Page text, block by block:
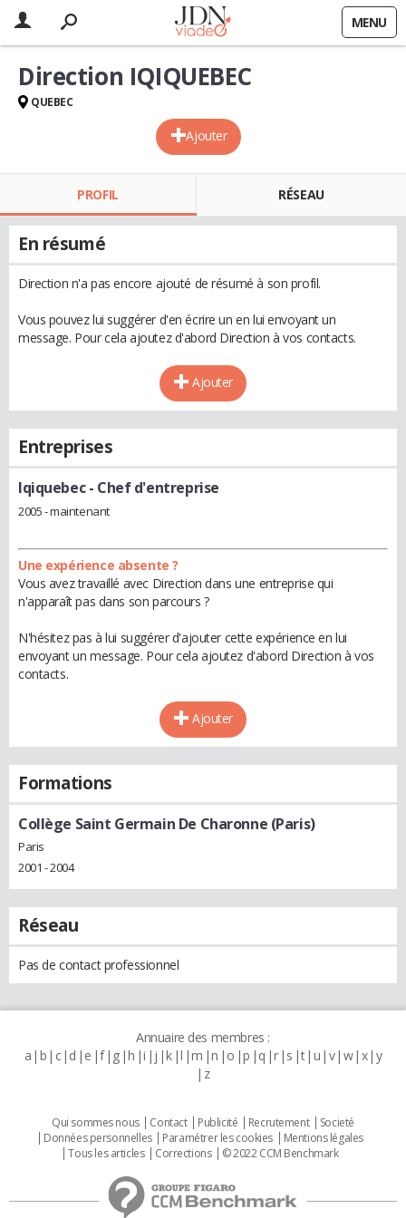
MENU
Ajouter
Direction IQIQUEBEC
QUEBEC
PROFIL RÉSEAU
En résumé
Direction n'a pas encore ajouté de résumé à son profil.
Vous pouvez lui suggérer d'en écrire un en lui envoyant un
message. Pour cela ajoutez d'abord Direction à vos contacts.
Ajouter
Entreprises
Iqiquebec- Chef d'entreprise
2005 - maintenant
Une expérience absente ?
Vous avez travaillé avec Direction dans une entreprise qui
n'apparaît pas dans son parcours ?
N'hésitez pas à lui suggérer d'ajouter cette expérience en lui
envoyant un message. Pour cela ajoutez d'abord Direction à vos
contacts.
Ajouter
Formations
Collège Saint Germain De Charonne (Paris)
Paris
2001 - 2004
Réseau
Pas de contact professionnel
Annuaire des membres :
a b c d e f g h i j k l m n o p q r s t u v w x y
z
Qui sommes nous Contact Publicité Recrutement
Societé
Données personnelles
Paramétrer les cookies
Mentions légales
Tous les articles
Corrections © 2022 CCM Benchmark